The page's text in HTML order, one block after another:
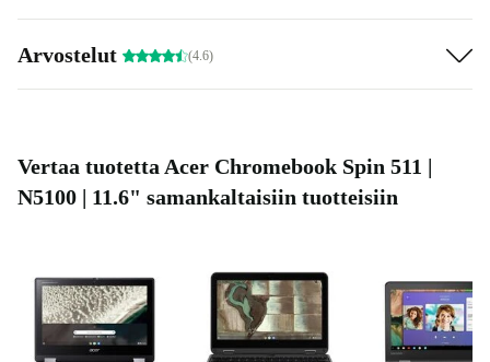
Arvostelut (4.6)
Vertaa tuotetta Acer Chromebook Spin 511 |
N5100 | 11.6" samankaltaisiin tuotteisiin